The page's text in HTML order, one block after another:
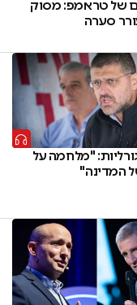
של טראמפ: מסוק
סערה
"מלחמה על
המדינה"